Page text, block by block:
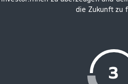
die Zukunft zu